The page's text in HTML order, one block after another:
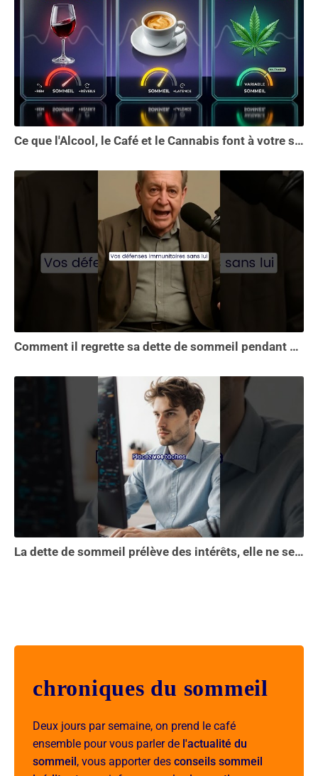
Ce que l'Alcool, le Café et le Cannabis font à votre sommeil vous choquera
Comment il regrette sa dette de sommeil pendant 30 ans.
La dette de sommeil prélève des intérêts, elle ne se solde pas en une seule nuit...
chroniques du sommeil
Deux jours par semaine, on prend le café
ensemble pour vous parler de l'actualité du
sommeil, vous apporter des conseils sommeil